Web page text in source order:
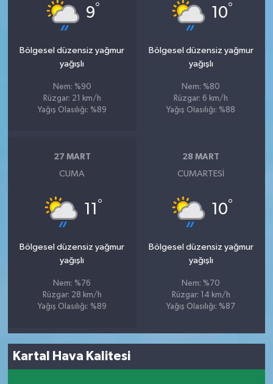
9°
Bölgesel düzensiz yağmur
yağışlı
Nem: %90
Rüzgar: 21 km/h
Yağış Olasılığı: %89
10°
Bölgesel düzensiz yağmur
yağışlı
Nem: %80
Rüzgar: 6 km/h
Yağış Olasılığı: %88
27 MART
CUMA
11 °
Bölgesel düzensiz yağmur
yağışlı
Nem: %76
Rüzgar: 28 km/h
Yağış Olasılığı: %89
28 MART
CUMARTESI
10°
Bölgesel düzensiz yağmur
yağışlı
Nem: %70
Rüzgar: 14 km/h
Yağış Olasılığı: %87
Kartal Hava Kalitesi